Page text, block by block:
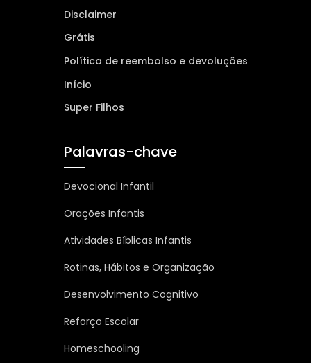
Disclaimer
Grátis
Política de reembolso e devoluções
Início
Super Filhos
Palavras-chave
Devocional Infantil
Orações Infantis
Atividades Bíblicas Infantis
Rotinas, Hábitos e Organização
Desenvolvimento Cognitivo
Reforço Escolar
Homeschooling